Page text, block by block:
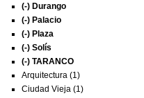
(-) Durango
(-) Palacio
(-) Plaza
(-) Solís
(-) TARANCO
Arquitectura (1)
Ciudad Vieja (1)